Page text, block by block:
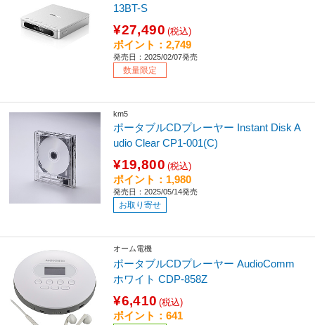
13BT-S
¥27,490 (税込)
ポイント：2,749
発売日：2025/02/07発売
数量限定
km5
ポータブルCDプレーヤー Instant Disk A
udio Clear CP1-001(C)
¥19,800 (税込)
ポイント：1,980
発売日：2025/05/14発売
お取り寄せ
オーム電機
ポータブルCDプレーヤー AudioComm
ホワイト CDP-858Z
¥6,410 (税込)
ポイント：641